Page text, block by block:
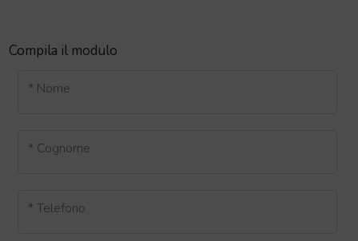
Compila il modulo
* Nome
* Cognome
* Telefono